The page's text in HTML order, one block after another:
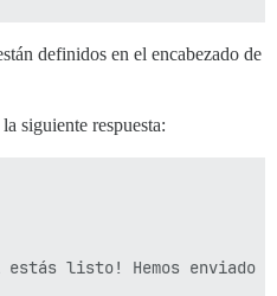
definidos en el encabezado de
siguiente respuesta:
estás listo! Hemos enviado